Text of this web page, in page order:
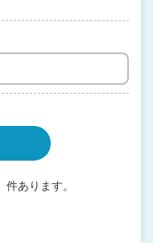
件あります。